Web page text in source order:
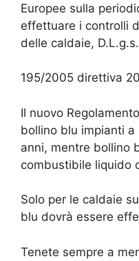
Europee sulla
effettuare i controlli
delle caldaie, D.L.g.s.
195/2005 direttiva
Il nuovo
bollino blu impianti a
anni, mentre bollino
combustibile liquido
Solo per le caldaie
blu dovrà essere
Tenete sempre a